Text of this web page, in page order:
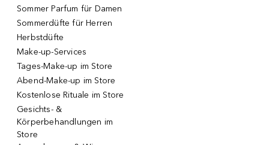
Sommer Parfum für Damen
Sommerdüfte für Herren
Herbstdüfte
Make-up-Services
Tages-Make-up im Store
Abend-Make-up im Store
Kostenlose Rituale im Store
Gesichts- &
Körperbehandlungen im
Store